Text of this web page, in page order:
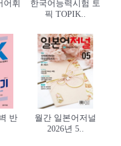
어휘
한국어능력시험 토
픽 TOPIK..
반
월간 일본어저널
2026년 5..